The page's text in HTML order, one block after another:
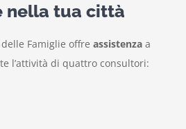
nella tua città
Famiglie offre assistenza a
l’attività di quattro consultori: